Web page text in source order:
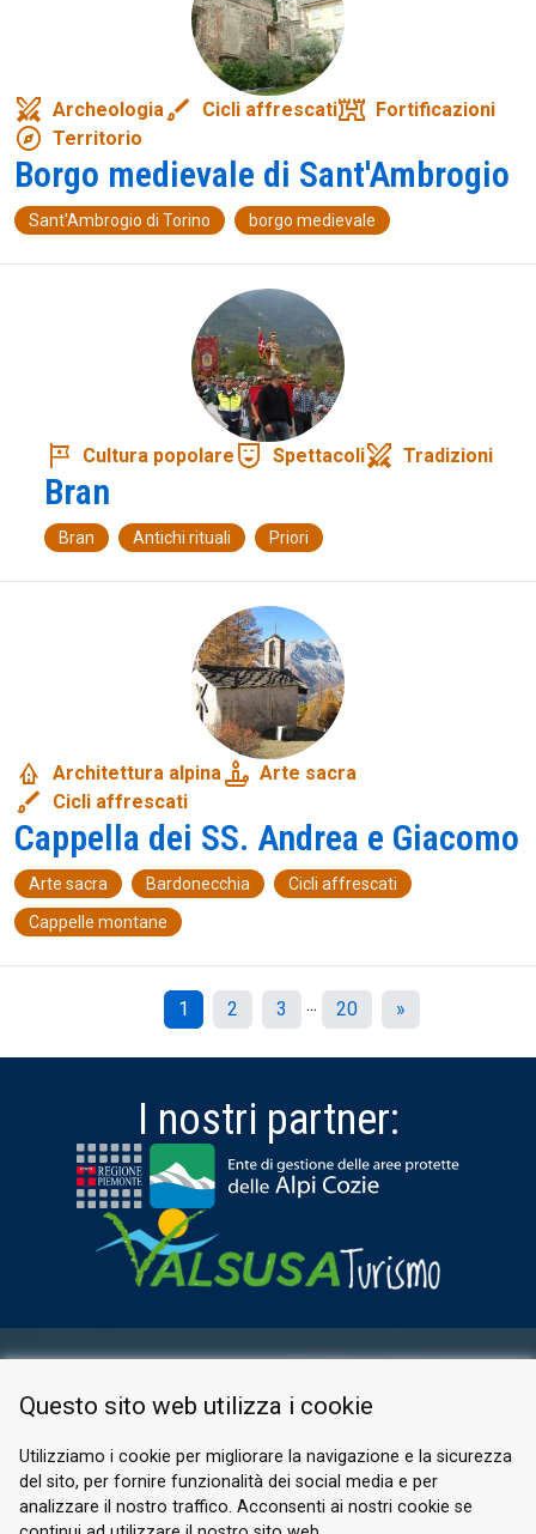
swords Archeologia brush Cicli affrescatifort Fortificazioni
explore Territorio
Borgo medievale di Sant'Ambrogio
Sant'Ambrogio di Torino borgo medievale
tour Cultura popolare comedy_mask Spettacoliswords Tradizioni
Bran
Bran Antichi rituali Priori
bungalow Architettura alpina candle Arte sacra
brush Cicli affrescati
Cappella dei SS. Andrea e Giacomo
Arte sacra Bardonecchia
Cicli affrescati
Cappelle montane
1 2 3 ... 20 »
I nostri partner:
PRIVACY POLICY
© 2026 Valle di Susa
Questo sito web utilizza i cookie
Utilizziamo i cookie per migliorare la navigazione e la sicurezza
del sito, per fornire funzionalità dei social media e per
analizzare il nostro traffico. Acconsenti ai nostri cookie se